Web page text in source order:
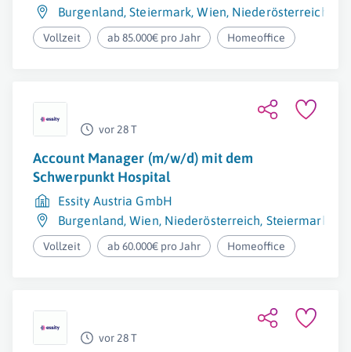
Burgenland,Steiermark,Wien, Niederösterreich
Vollzeit ab 85.000€ pro Jahr Homeoffice
vor 28 T
Account Manager (m/w/d) mit dem
Schwerpunkt Hospital
Essity Austria GmbH
Burgenland,Wien, Niederösterreich, Steiermark
Vollzeit ab 60.000€ pro Jahr Homeoffice
vor 28 T